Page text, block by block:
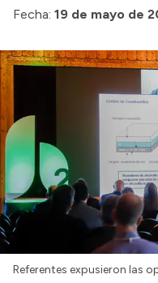
Fecha: 19 de mayo de
Referentes expusieron las